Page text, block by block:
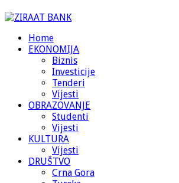
Home
EKONOMIJA
Biznis
Investicije
Tenderi
Vijesti
OBRAZOVANJE
Studenti
Vijesti
KULTURA
Vijesti
DRUŠTVO
Crna Gora